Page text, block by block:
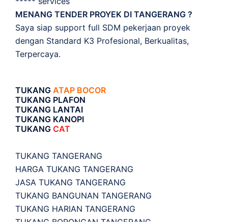
MENANG TENDER PROYEK DI TANGERANG ?
Saya siap support full SDM pekerjaan proyek
dengan Standard K3 Profesional, Berkualitas,
Terpercaya.
TUKANG ATAP BOCOR
TUKANG PLAFON
TUKANG LANTAI
TUKANG KANOPI
TUKANG CAT
TUKANG TANGERANG
HARGA TUKANG TANGERANG
JASA TUKANG TANGERANG
TUKANG BANGUNAN TANGERANG
TUKANG HARIAN TANGERANG